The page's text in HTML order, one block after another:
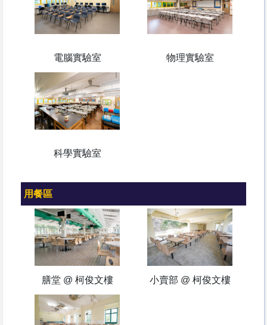
電腦實驗室 物理實驗室
科學實驗室
用餐區
膳堂 @ 柯俊文樓 小賣部 @ 柯俊文樓